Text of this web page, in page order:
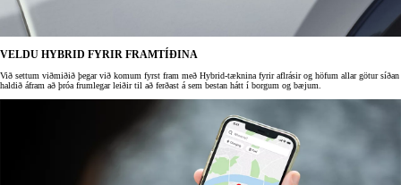
VELDU HYBRID FYRIR FRAMTÍÐINA
Við settum viðmiðið þegar við komum fyrst fram með Hybrid-tæknina fyrir aflrásir og höfum allar götur síðan
haldið áfram að þróa frumlegar leiðir til að ferðast á sem bestan hátt í borgum og bæjum.